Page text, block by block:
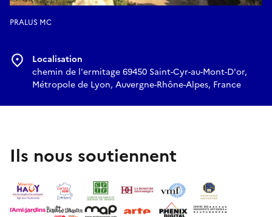
PRALUS MC
Localisation
chemin de l'ermitage 69450 Saint-Cyr-au-Mont-D'or,
Métropole de Lyon, Auvergne-Rhône-Alpes, France
Ils nous soutiennent